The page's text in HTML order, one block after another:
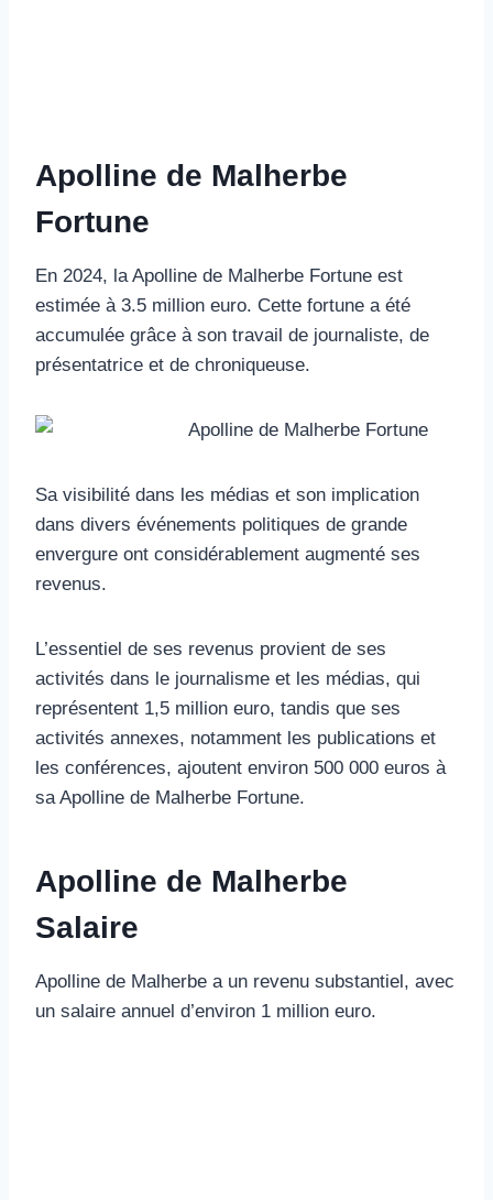
Apolline de Malherbe
Fortune
En 2024, la Apolline de Malherbe Fortune est
estimée à 3.5 million euro. Cette fortune a été
accumulée grâce à son travail de journaliste, de
présentatrice et de chroniqueuse.
Sa visibilité dans les médias et son implication
dans divers événements politiques de grande
envergure ont considérablement augmenté ses
revenus.
L’essentiel de ses revenus provient de ses
activités dans le journalisme et les médias, qui
représentent 1,5 million euro, tandis que ses
activités annexes, notamment les publications et
les conférences, ajoutent environ 500 000 euros à
sa Apolline de Malherbe Fortune.
Apolline de Malherbe
Salaire
Apolline de Malherbe a un revenu substantiel, avec
un salaire annuel d’environ 1 million euro.